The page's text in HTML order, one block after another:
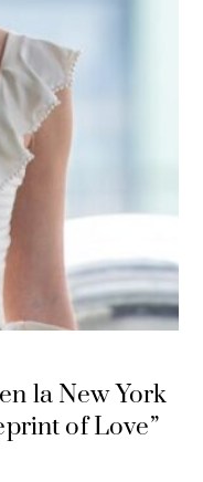
la New York
of Love”